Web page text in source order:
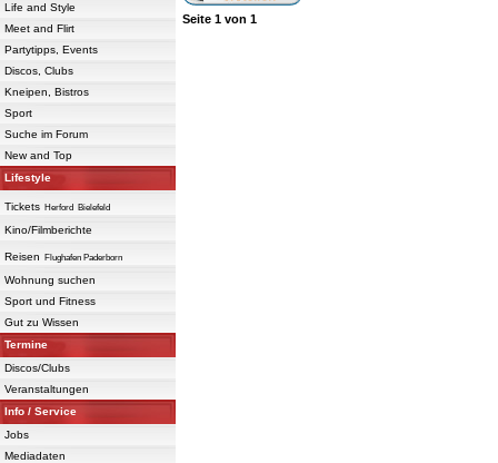
Life and Style
Meet and Flirt
Partytipps, Events
Discos, Clubs
Kneipen, Bistros
Sport
Suche im Forum
New and Top
Lifestyle
Tickets Herford Bielefeld
Kino/Filmberichte
Reisen Flughafen Paderborn
Wohnung suchen
Sport und Fitness
Gut zu Wissen
Termine
Discos/Clubs
Veranstaltungen
Info / Service
Jobs
Mediadaten
Seite 1 von 1